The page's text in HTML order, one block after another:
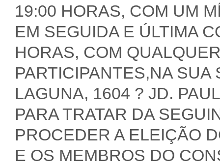
19:00 HORAS, COM UM
EM SEGUIDA E ÚLTIMA
HORAS, COM
PARTICIPANTES,NA
LAGUNA, 1604 ? JD.
PARA TRATAR DA
PROCEDER A ELEIÇÃO
E OS MEMBROS DO